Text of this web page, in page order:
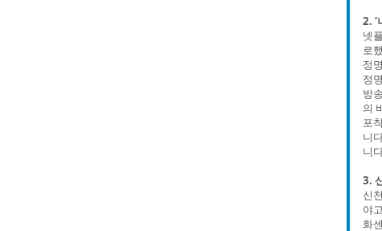
2.
넷
로
정
정
방
의
포
니
니
3.
신
야
화